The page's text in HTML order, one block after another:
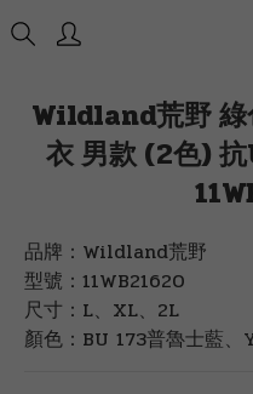
Wildland荒野 綠
衣 男款 (2色)
品牌：Wildland荒野
型號：11WB21620
尺寸：L、XL、2L
顏色：BU 173普魯士藍、